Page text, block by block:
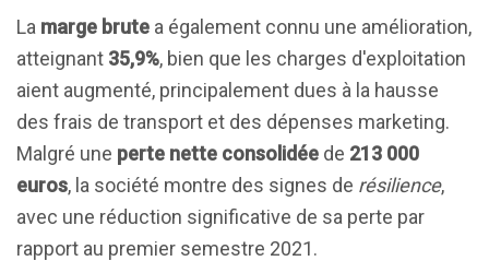
La marge brute a également connu une amélioration,
atteignant 35,9%, bien que les charges d'exploitation
aient augmenté, principalement dues à la hausse
des frais de transport et des dépenses marketing.
Malgré une perte nette consolidée de 213 000
euros, la société montre des signes de résilience,
avec une réduction significative de sa perte par
rapport au premier semestre 2021.